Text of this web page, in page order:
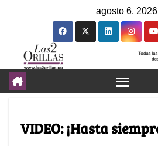
agosto 6, 2026
VIDEO: ¡Hasta